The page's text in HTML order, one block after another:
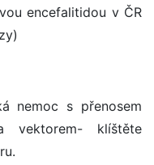
encefalitidou v ČR
nemoc s přenosem
vektorem- klíštěte